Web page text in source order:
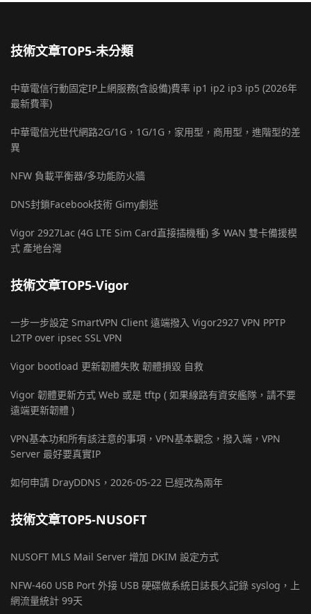
技術文章TOP5-未分類
中華電信行動固定IP上網服務(含設備)費率 ip1 ip2 ip3 ip5 (2026年
最新費率)
中華電信光世代網路2G/1G，1G/1G，家用型，商用型，進階型的差
異
NFW 負載平衡器/多功能防火牆
DNS封鎖Facebook技術 Gimy劇迷
Vigor 2927Lac (4G LTE Sim Card直接插機種) 多 WAN 雙卡備援模
式 產地台灣
技術文章TOP5-Vigor
一步一步設定 SmartVPN Client 遠端撥入 Vigor2927 VPN PPTP
L2TP over ipsec SSL VPN
Vigor bootload 更新韌體失敗 韌體損毀 自救
Vigor 韌體更新方式 Web 或是 tftp ( 如果線路有資安艦隊，請不要
遠端更新韌體 )
VPN基本功和所有該注意的事項，VPN基本觀念，撥入端，VPN
Server 最好要真實IP
如何申請 DrayDDNS，2026-05-22 已經改為兩年
技術文章TOP5-NUSOFT
NUSOFT MLS Mail Server 增加 DKIM 設定方式
NFW-460 USB Port 外接 USB 硬碟做系統日誌長久記錄 syslog，上
網流量統計 99天